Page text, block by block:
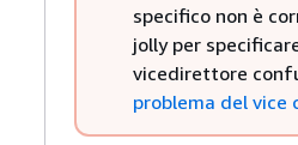
specifico non è
jolly per
vicedirettore
problema del vice